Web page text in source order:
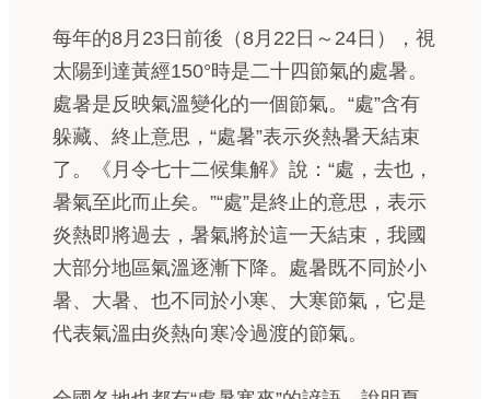
每年的8月23日前後（8月22日～24日），視
太陽到達黃經150°時是二十四節氣的處暑。
處暑是反映氣溫變化的一個節氣。“處”含有
躲藏、終止意思，“處暑”表示炎熱暑天結束
了。《月令七十二候集解》說：“處，去也，
暑氣至此而止矣。”“處”是終止的意思，表示
炎熱即將過去，暑氣將於這一天結束，我國
大部分地區氣溫逐漸下降。處暑既不同於小
暑、大暑、也不同於小寒、大寒節氣，它是
代表氣溫由炎熱向寒冷過渡的節氣。